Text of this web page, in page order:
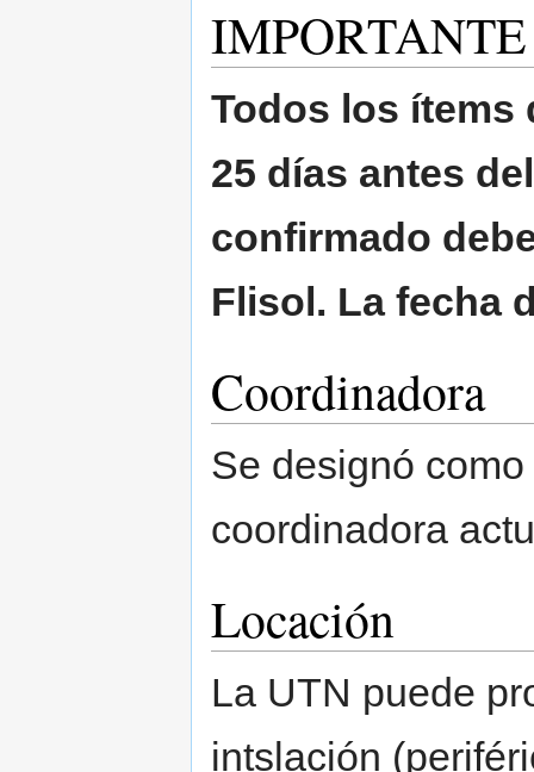
IMPORTANTE
Todos los ítems
25 días antes
confirmado
Flisol. La fecha
Coordinadora
Se designó
coordinadora
Locación
La UTN puede
intslación